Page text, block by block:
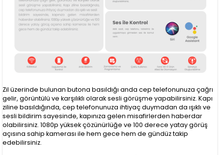
Zil üzerinde bulunan butona basıldığı anda cep telefonunuza çağrı
gelir, görüntülü ve karşılıklı olarak sesli görüşme yapabilirsiniz. Kapı
ziline basıldığında, cep telefonunuza ihtiyaç duymadan da ışıklı ve
sesli bildirim sayesinde, kapınıza gelen misafirlerden haberdar
olabilirsiniz. 1080p yüksek çözünürlüğe ve 100 derece yatay görüş
açısına sahip kamerası ile hem gece hem de gündüz takip
edebilirsiniz.